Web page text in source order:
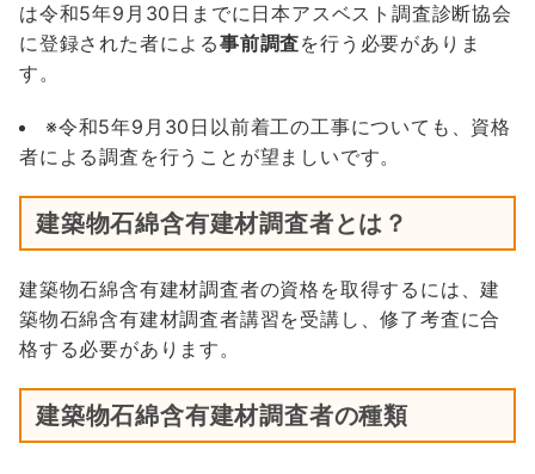
は令和5年9月30日までに日本アスベスト調査診断協会
に登録された者による事前調査を行う必要がありま
す。
※令和5年9月30日以前着工の工事についても、資格
者による調査を行うことが望ましいです。
建築物石綿含有建材調査者とは？
建築物石綿含有建材調査者の資格を取得するには、建
築物石綿含有建材調査者講習を受講し、修了考査に合
格する必要があります。
建築物石綿含有建材調査者の種類